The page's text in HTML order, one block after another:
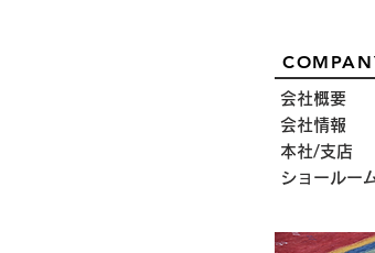
会社概要
会社情報
本社/支店
ショールー